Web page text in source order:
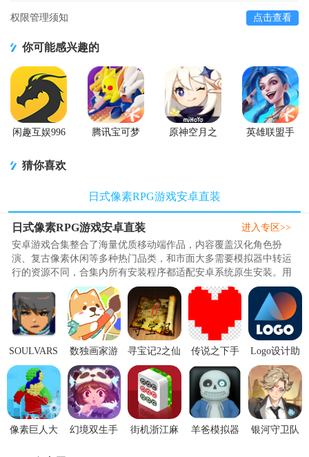
权限管理须知 点击查看
你可能感兴趣的
闲趣互娱996
腾讯宝可梦
原神空月之
英雄联盟手
猜你喜欢
日式像素RPG游戏安卓直装
日式像素RPG游戏安卓直装
安卓游戏合集整合了海量优质移动端作品，内容覆盖汉化角色扮
演、复古像素休闲等多种热门品类，和市面大多需要模拟器中转运
行的资源不同，合集内所有安装程序都适配安卓系统原生安装。用
户获取资源后简单下载即可完成..
进入专区>>
SOULVARS
手游1.2.4 最
新免费版
数独画家游
戏
V2022.02.11
手机版
寻宝记2之仙
宫宝藏1.2.0
神秘口令版
传说之下手
机版最新版
v1.0.3安卓
版
Logo设计助
手app2.0.3安
卓最新版
像素巨人大
幻境双生手
街机浙江麻
羊爸模拟器
银河守卫队